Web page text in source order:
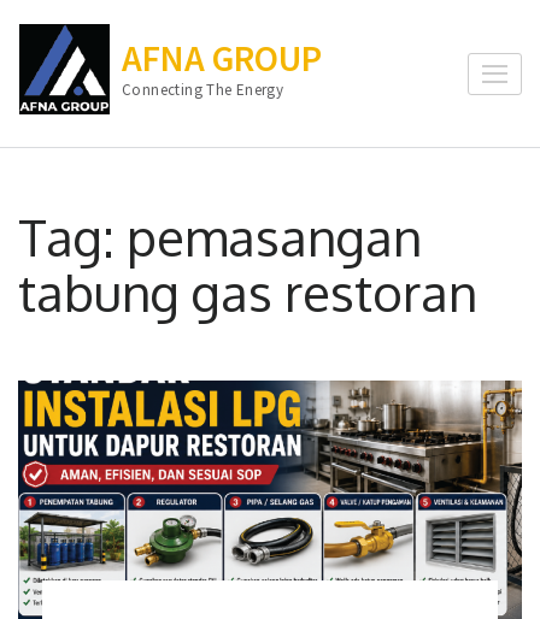
konten
(Tekan
AFNA GROUP
Connecting The Energy
Tag: pemasangan
tabung gas restoran